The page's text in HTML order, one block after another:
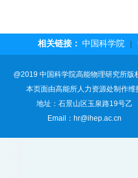
相关链接： 中国科学院
@2019 中国科学院高能物理研究所版
本页面由高能所人力资源处制作维
地址：石景山区玉泉路19号乙
Email：hr@ihep.ac.cn